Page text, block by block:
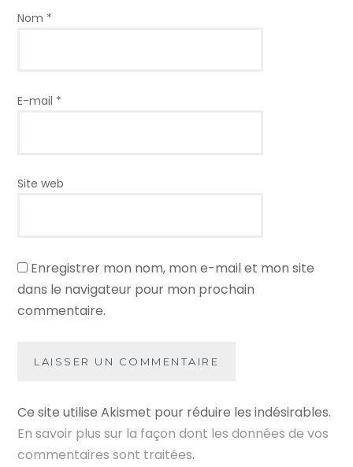
Nom *
E-mail *
Site web
Enregistrer mon nom, mon e-mail et mon site
dans le navigateur pour mon prochain
commentaire.
Ce site utilise Akismet pour réduire les indésirables.
En savoir plus sur la façon dont les données de vos
commentaires sont traitées.